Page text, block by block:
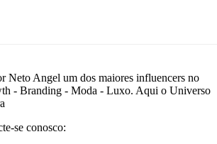
Neto Angel um dos maiores influencers no
- Branding - Moda - Luxo. Aqui o Universo
se conosco: